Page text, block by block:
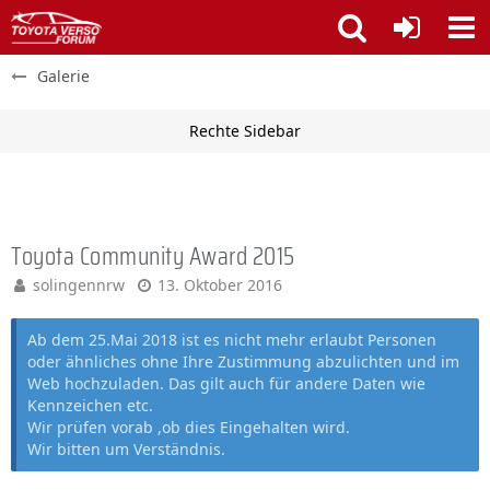
Galerie
Toyota Community Award 2015
solingennrw 13. Oktober 2016
Ab dem 25.Mai 2018 ist es nicht mehr erlaubt Personen
oder ähnliches ohne Ihre Zustimmung abzulichten und im
Web hochzuladen. Das gilt auch für andere Daten wie
Kennzeichen etc.
Wir prüfen vorab ,ob dies Eingehalten wird.
Wir bitten um Verständnis.